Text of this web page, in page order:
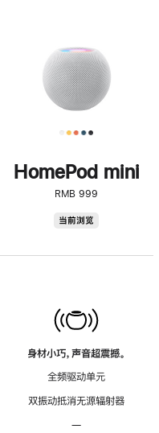
HomePod mini
RMB 999
当前浏览
身材小巧，声音超震撼。
全频驱动单元
双振动抵消无源辐射器
—